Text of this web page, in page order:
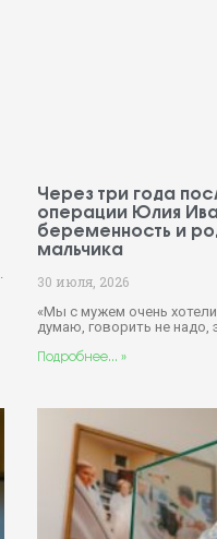
Через три года
операции Юлия
беременность и
мальчика
30 июля, 2026
«Мы с мужем очень
думаю, говорить не надо,
Подробнее... »